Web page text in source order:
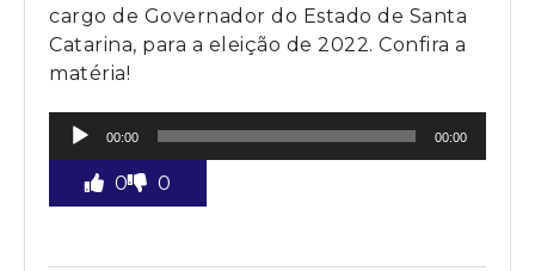
cargo de Governador do Estado de Santa
Catarina, para a eleição de 2022. Confira a
matéria!
Tocador
áudio
00:00 00:00
0 0